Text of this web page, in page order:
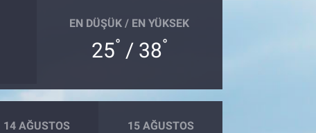
EN DÜŞÜK / EN YÜKSEK
25° / 38°
14 AĞUSTOS 15 AĞUSTOS